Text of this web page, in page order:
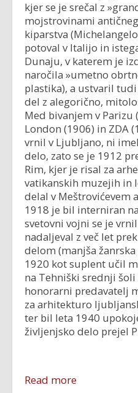
kjer se je srečal z
mojstrovinami
kiparstva
potoval v Italijo in
Dunaju, v katerem je
naročila »umetno
plastika), a ustvaril
del z alegorično,
Med bivanjem v Parizu
London (1906) in ZDA
vrnil v Ljubljano, ni
delo, zato se je 1912
Rim, kjer je risal za
vatikanskih muzejih in
delal v Meštrovićevem
1918 je bil interniran
svetovni vojni se je
nadaljeval z več let
delom (manjša
1920 kot suplent učil
na Tehniški srednji
honorarni predavatelj
za arhitekturo
ter bil leta 1940
življenjsko delo prejel
Read more